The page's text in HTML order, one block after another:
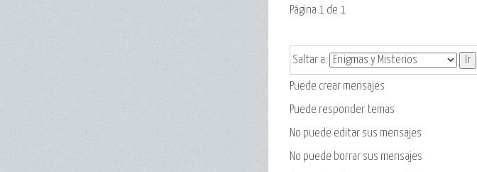
Página 1 de 1
Saltar a:
Puede crear mensajes
Puede responder temas
No puede editar sus mensajes
No puede borrar sus mensajes